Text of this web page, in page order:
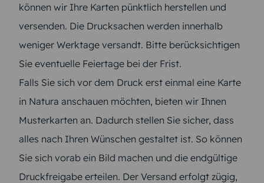
können wir Ihre Karten pünktlich herstellen und
versenden. Die Drucksachen werden innerhalb
weniger Werktage versandt. Bitte berücksichtigen
Sie eventuelle Feiertage bei der Frist.
Falls Sie sich vor dem Druck erst einmal eine Karte
in Natura anschauen möchten, bieten wir Ihnen
Musterkarten an. Dadurch stellen Sie sicher, dass
alles nach Ihren Wünschen gestaltet ist. So können
Sie sich vorab ein Bild machen und die endgültige
Druckfreigabe erteilen. Der Versand erfolgt zügig,